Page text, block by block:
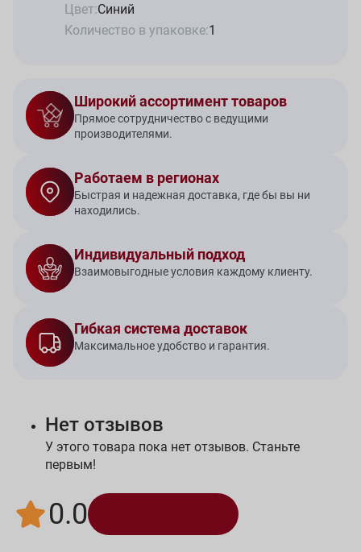
Цвет:Синий
Количество в упаковке:1
Широкий ассортимент товаров
Прямое сотрудничество с ведущими
производителями.
Работаем в регионах
Быстрая и надежная доставка, где бы вы ни
находились.
Индивидуальный подход
Взаимовыгодные условия каждому клиенту.
Гибкая система доставок
Максимальное удобство и гарантия.
Нет отзывов
У этого товара пока нет отзывов. Станьте
первым!
0.0